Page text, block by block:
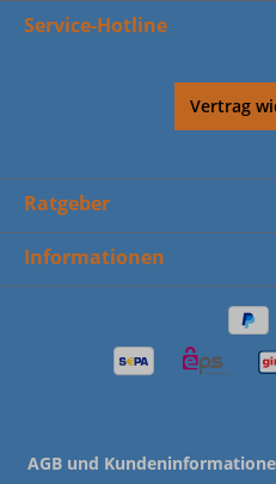
Service-Hotline
Vertrag
Ratgeber
Informationen
AGB und